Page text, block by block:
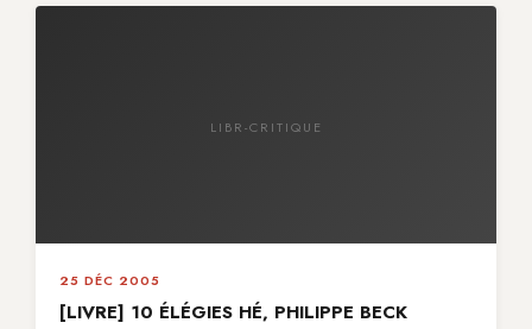
LIBR-CRITIQUE
25 DÉC 2005
[LIVRE] 10 ÉLÉGIES HÉ, PHILIPPE BECK